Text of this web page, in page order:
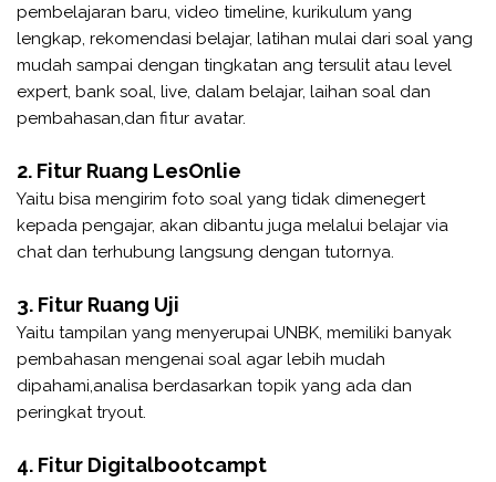
pembelajaran baru, video timeline, kurikulum yang
lengkap, rekomendasi belajar, latihan mulai dari soal yang
mudah sampai dengan tingkatan ang tersulit atau level
expert, bank soal, live, dalam belajar, laihan soal dan
pembahasan,dan fitur avatar.
2. Fitur Ruang LesOnlie
Yaitu bisa mengirim foto soal yang tidak dimenegert
kepada pengajar, akan dibantu juga melalui belajar via
chat dan terhubung langsung dengan tutornya.
3. Fitur Ruang Uji
Yaitu tampilan yang menyerupai UNBK, memiliki banyak
pembahasan mengenai soal agar lebih mudah
dipahami,analisa berdasarkan topik yang ada dan
peringkat tryout.
4. Fitur Digitalbootcampt